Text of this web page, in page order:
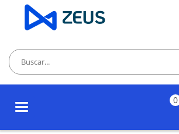
Toggle
0